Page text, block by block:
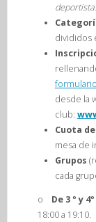
divididos
formulario
desde la
club:
Cuota
mesa de
Grupos
cada
o De 3 º y
18:00 a 19:10.